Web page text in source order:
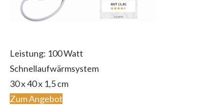
Leistung: 100 Watt
Schnellaufwärmsystem
30 x 40 x 1,5 cm
Zum Angebot